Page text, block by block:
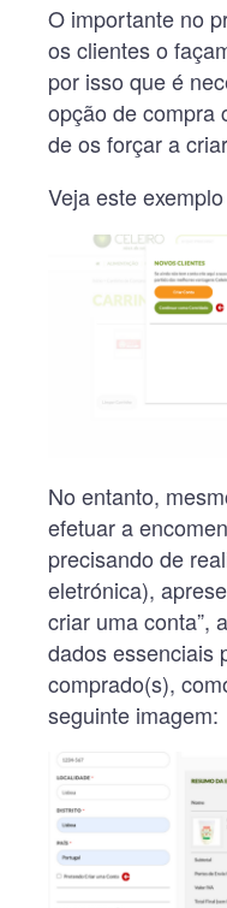
O importante no
os clientes o
por isso que é
opção de compra
de os forçar a
Veja este
No entanto,
efetuar a
precisando de
eletrónica),
criar uma conta”,
dados essenciais
comprado(s),
seguinte imagem: